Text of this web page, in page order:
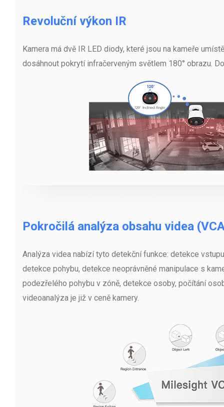
Revoluční výkon IR
Kamera má dvě IR LED diody, které jsou na kameře
dosáhnout pokrytí infračerveným světlem 180° obrazu.
Pokročilá analýza obsahu videa
Analýza videa nabízí tyto detekční funkce: detekce
detekce pohybu, detekce neoprávněné manipulace s
podezřelého pohybu v zóně, detekce osoby, počítání
videoanalýza je již v ceně kamery.